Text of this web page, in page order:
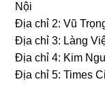
Nội
Địa chỉ 2: Vũ
Địa chỉ 3: Làng
Địa chỉ 4: Kim
Địa chỉ 5: Times